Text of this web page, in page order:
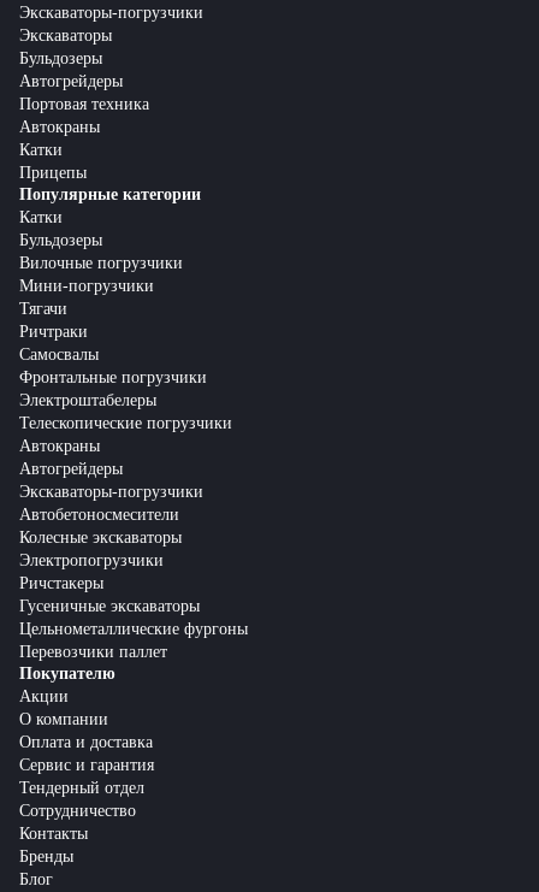
Экскаваторы-погрузчики
Экскаваторы
Бульдозеры
Автогрейдеры
Портовая техника
Автокраны
Катки
Прицепы
Популярные категории
Катки
Бульдозеры
Вилочные погрузчики
Мини-погрузчики
Тягачи
Ричтраки
Самосвалы
Фронтальные погрузчики
Электроштабелеры
Телескопические погрузчики
Автокраны
Автогрейдеры
Экскаваторы-погрузчики
Автобетоносмесители
Колесные экскаваторы
Электропогрузчики
Ричстакеры
Гусеничные экскаваторы
Цельнометаллические фургоны
Перевозчики паллет
Покупателю
Акции
О компании
Оплата и доставка
Сервис и гарантия
Тендерный отдел
Сотрудничество
Контакты
Бренды
Блог